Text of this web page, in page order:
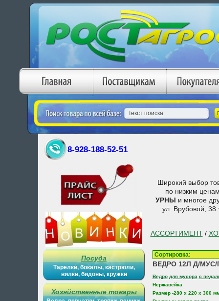
8-928-188-52-51
Посуда
Тарелки, бокалы, кастрюли,
вилки, бидоны, кружки
Хозяйственные товары
Широкий выбор
по низким
УРНЫ и многое
ул. Врубовой, 38
АССОРТИМЕНТ/
ВЕДРО 12Л Д/
Ведро для мусора с
Нержавейка
Размер -280 х 220 х 300